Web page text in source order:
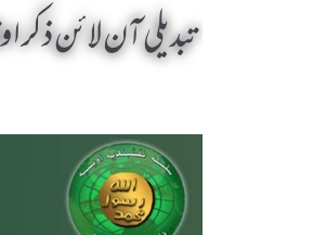
تبدیلی آن لائن